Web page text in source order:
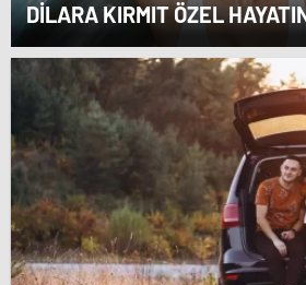
DİLARA KIRMIT ÖZEL
ALTINA ALDI